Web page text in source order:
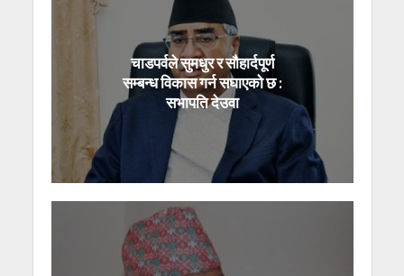
चाडपर्वले सुमधुर र सौहार्दपूर्ण
सम्बन्ध विकास गर्न सघाएको छ :
सभापति देउवा